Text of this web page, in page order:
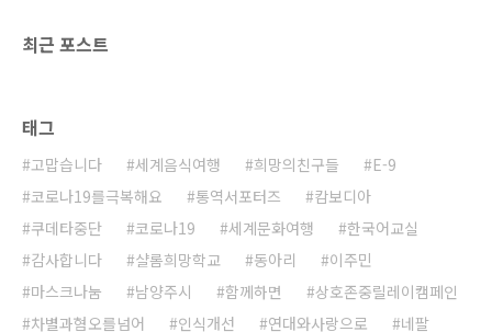
최근 포스트
태그
고맙습니다 세계음식여행 희망의친구들
E-9
코로나19를극복해요
통역서포터즈
캄보디아
쿠데타중단
코로나19 세계문화여행
한국어교실
감사합니다
샬롬희망학교 동아리
이주민
마스크나눔
남양주시 함께하면
상호존중릴레이캠페인
차별과혐오를넘어
인식개선 연대와사랑으로
네팔